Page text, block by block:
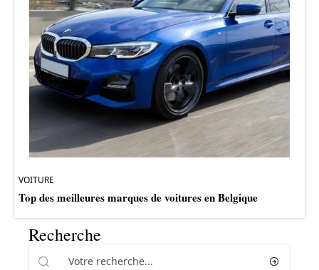
VOITURE
Top des meilleures marques de voitures en Belgique
Recherche